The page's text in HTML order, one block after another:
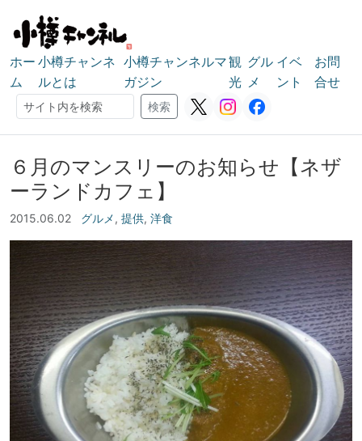
ホー
ム
小樽チャンネ
ルとは
小樽チャンネルマ
ガジン
観
光
グル
メ
イベ
ント
お問
合せ
検索
検索
６月のマンスリーのお知らせ【ネザ
ーランドカフェ】
2015.06.02 グルメ, 提供, 洋食